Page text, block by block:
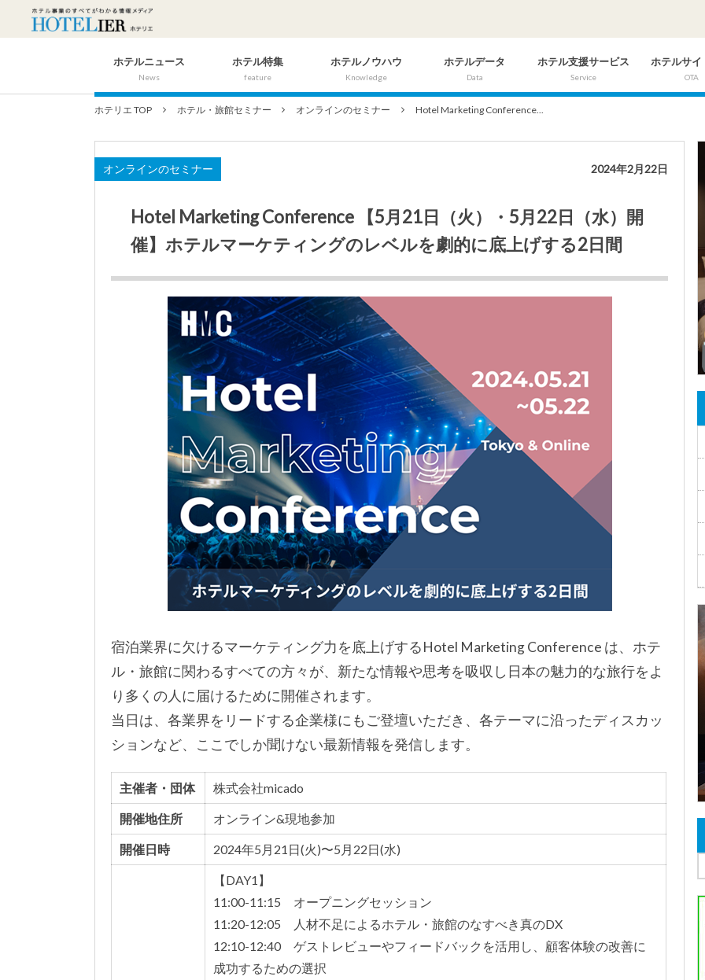
ホテルニュース
News
ホテル特集
feature
ホテルノウハウ
Knowledge
ホテルデータ
Data
ホテル支援サービス
Service
ホテルサイ
OTA
ホテリエ TOP ホテル・旅館セミナー オンラインのセミナー Hotel Marketing Conference...
オンラインのセミナー 2024年2月22日
Hotel Marketing Conference 【5月21日（火）・5月22日（水）開
催】ホテルマーケティングのレベルを劇的に底上げする2日間
宿泊業界に欠けるマーケティング力を底上げするHotel Marketing Conference は、ホテ
ル・旅館に関わるすべての方々が、新たな情報や思考を吸収し日本の魅力的な旅行をよ
り多くの人に届けるために開催されます。
当日は、各業界をリードする企業様にもご登壇いただき、各テーマに沿ったディスカッ
ションなど、ここでしか聞けない最新情報を発信します。
主催者・団体 株式会社micado
開催地住所 オンライン&現地参加
開催日時 2024年5月21日(火)〜5月22日(水)
【DAY1】
11:00-11:15 オープニングセッション
11:20-12:05 人材不足によるホテル・旅館のなすべき真のDX
12:10-12:40 ゲストレビューやフィードバックを活用し、顧客体験の改善に
成功するための選択